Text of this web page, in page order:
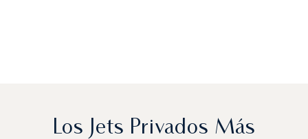
Los Jets Privados Más